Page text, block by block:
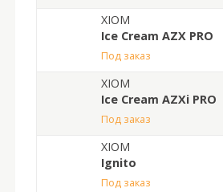
XIOM
Ice Cream AZX PRO
под заказ
XIOM
Ice Cream AZXi PRO
под заказ
XIOM
Ignito
под заказ